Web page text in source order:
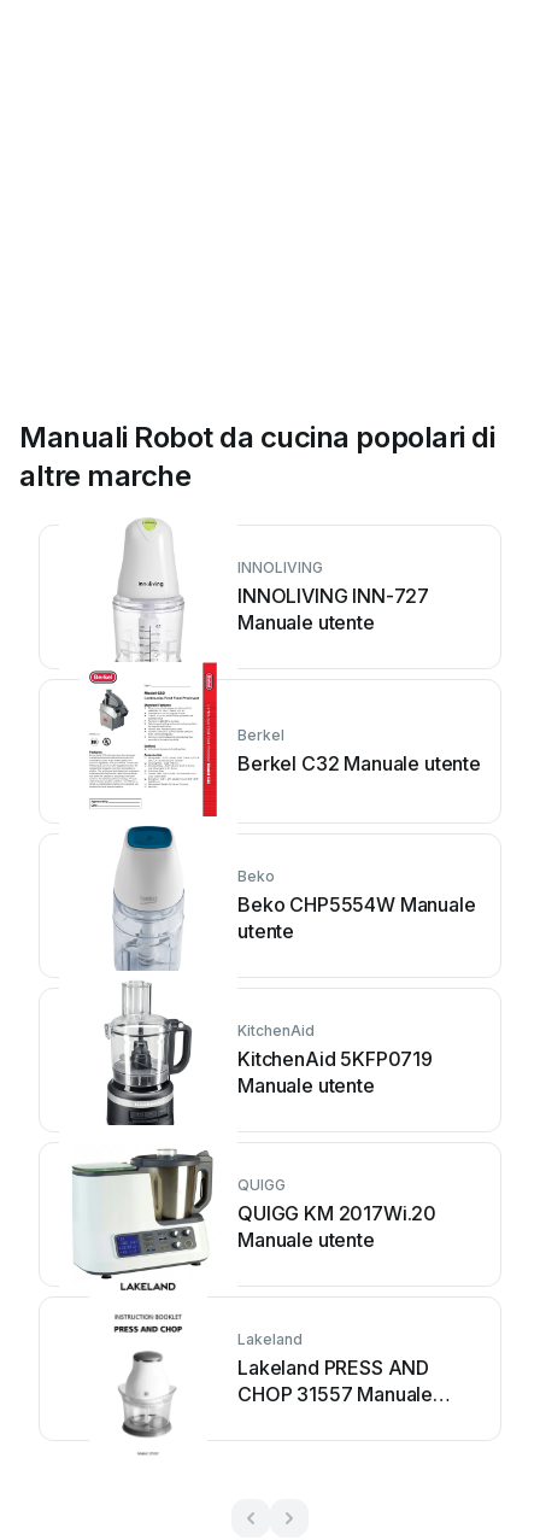
Manuali Robot da cucina popolari di
altre marche
INNOLIVING
INNOLIVING INN-727
Manuale utente
Berkel
Berkel C32 Manuale utente
Beko
Beko CHP5554W Manuale
utente
KitchenAid
KitchenAid 5KFP0719
Manuale utente
QUIGG
QUIGG KM 2017Wi.20
Manuale utente
Lakeland
Lakeland PRESS AND
CHOP 31557 Manuale